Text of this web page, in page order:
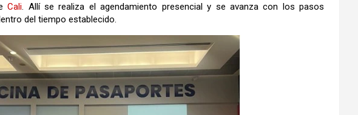
Cali. Allí se realiza el agendamiento presencial y se avanza con los pasos
del tiempo establecido.